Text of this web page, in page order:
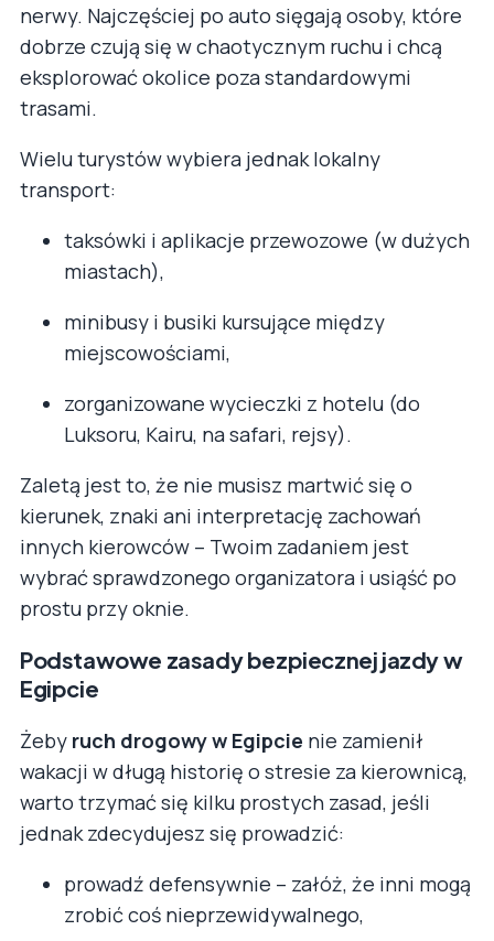
nerwy. Najczęściej po auto sięgają osoby, które
dobrze czują się w chaotycznym ruchu i chcą
eksplorować okolice poza standardowymi
trasami.
Wielu turystów wybiera jednak lokalny
transport:
taksówki i aplikacje przewozowe (w dużych
miastach),
minibusy i busiki kursujące między
miejscowościami,
zorganizowane wycieczki z hotelu (do
Luksoru, Kairu, na safari, rejsy).
Zaletą jest to, że nie musisz martwić się o
kierunek, znaki ani interpretację zachowań
innych kierowców – Twoim zadaniem jest
wybrać sprawdzonego organizatora i usiąść po
prostu przy oknie.
Podstawowe zasady bezpiecznej jazdy w
Egipcie
Żeby ruch drogowy w Egipcie nie zamienił
wakacji w długą historię o stresie za kierownicą,
warto trzymać się kilku prostych zasad, jeśli
jednak zdecydujesz się prowadzić:
prowadź defensywnie – załóż, że inni mogą
zrobić coś nieprzewidywalnego,